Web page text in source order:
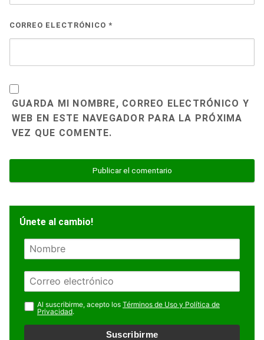
CORREO ELECTRÓNICO *
GUARDA MI NOMBRE, CORREO ELECTRÓNICO Y
WEB EN ESTE NAVEGADOR PARA LA PRÓXIMA
VEZ QUE COMENTE.
Únete al cambio!
N
r
e
E
m
a
i
l
Al suscribirme, acepto los Términos de Uso y Política de
Privacidad.
Suscribirme